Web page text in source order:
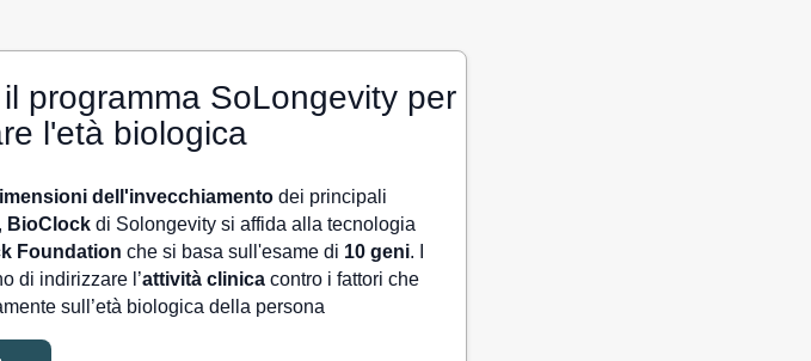
programma SoLongevity per
l'età biologica
dell'invecchiamento dei principali
BioClock di Solongevity si affida alla tecnologia
Foundation che si basa sull'esame di 10 geni. I
di indirizzare l’attività clinica contro i fattori che
sull’età biologica della persona